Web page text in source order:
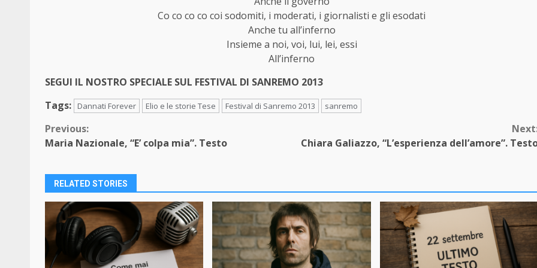
Co co co co coi sodomiti, i moderati, i giornalisti e gli esodati
Anche tu all’inferno
Insieme a noi, voi, lui, lei, essi
All’inferno
SEGUI IL NOSTRO SPECIALE SUL FESTIVAL DI SANREMO 2013
Tags:
Dannati Forever Elio e le storie Tese Festival di Sanremo 2013 sanremo
Continue
Previous:
Maria Nazionale, “E’ colpa mia”. Testo
Chiara Galiazzo, “L’esperienza dell’amore”.
RELATED STORIES